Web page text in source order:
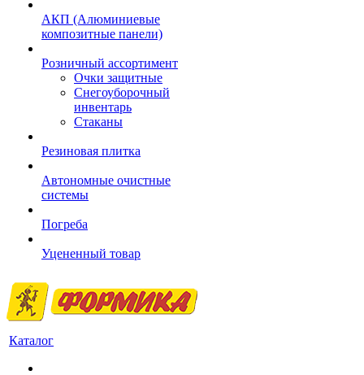
АКП (Алюминиевые
композитные панели)
Розничный ассортимент
Очки защитные
Снегоуборочный
инвентарь
Стаканы
Резиновая плитка
Автономные очистные
системы
Погреба
Уцененный товар
Каталог